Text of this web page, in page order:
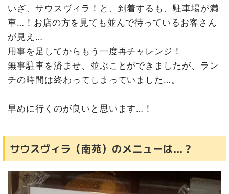
いざ、サウスヴィラ！と、到着するも、駐車場が満
車…！お店の方を見ても並んで待っているお客さん
が見え…
用事を足してからもう一度再チャレンジ！
無事駐車を済ませ、並ぶことができましたが、ラン
チの時間は終わってしまっていました…。
早めに行くのが良いと思います…！
サウスヴィラ（南苑）のメニューは…？